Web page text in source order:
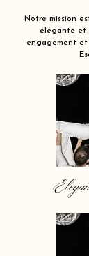
Notre mission
élégante et
engagement et